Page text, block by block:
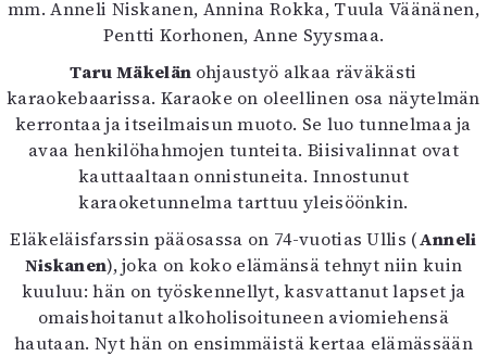
In English
Arkisto
Lehdet
4/2026
2–3/2026
6/2025
5/2025 saame
5/2025
Lehtiarkisto
mm. Anneli Niskanen, Annina Rokka, Tuula Väänänen,
Pentti Korhonen, Anne Syysmaa.
Taru Mäkelän ohjaustyö alkaa räväkästi
karaokebaarissa. Karaoke on oleellinen osa näytelmän
kerrontaa ja itseilmaisun muoto. Se luo tunnelmaa ja
avaa henkilöhahmojen tunteita. Biisivalinnat ovat
kauttaaltaan onnistuneita. Innostunut
karaoketunnelma tarttuu yleisöönkin.
Eläkeläisfarssin pääosassa on 74-vuotias Ullis (Anneli
Niskanen), joka on koko elämänsä tehnyt niin kuin
kuuluu: hän on työskennellyt, kasvattanut lapset ja
omaishoitanut alkoholisoituneen aviomiehensä
hautaan. Nyt hän on ensimmäistä kertaa elämässään